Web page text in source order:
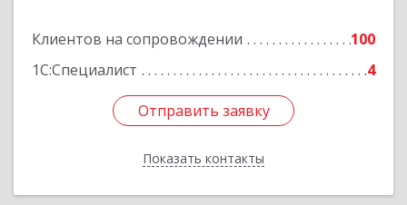
Клиентов на сопровождении
100
1С:Специалист
4
Отправить заявку
Показать контакты
Подробнее
Отправить заявку
Назад